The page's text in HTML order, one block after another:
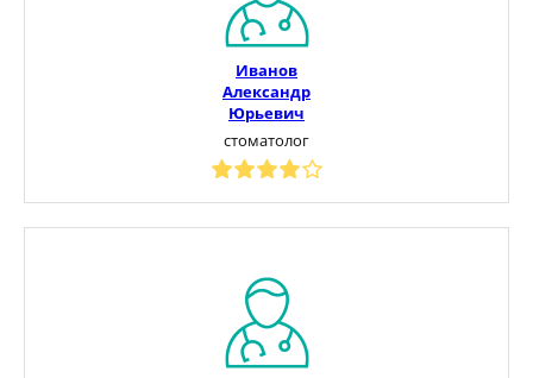
Иванов
Александр
Юрьевич
стоматолог